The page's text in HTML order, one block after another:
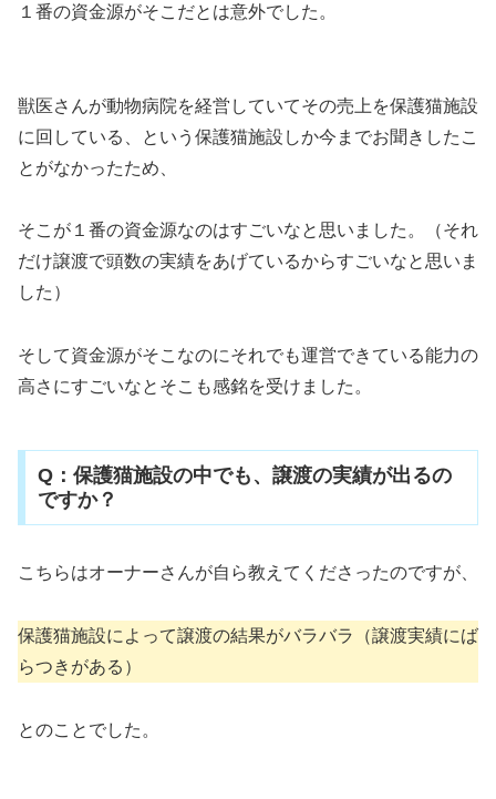
１番の資金源がそこだとは意外でした。
獣医さんが動物病院を経営していてその売上を保護猫施設
に回している、という保護猫施設しか今までお聞きしたこ
とがなかったため、
そこが１番の資金源なのはすごいなと思いました。（それ
だけ譲渡で頭数の実績をあげているからすごいなと思いま
した）
そして資金源がそこなのにそれでも運営できている能力の
高さにすごいなとそこも感銘を受けました。
Q：保護猫施設の中でも、譲渡の実績が出るの
ですか？
こちらはオーナーさんが自ら教えてくださったのですが、
保護猫施設によって譲渡の結果がバラバラ（譲渡実績にば
らつきがある）
とのことでした。